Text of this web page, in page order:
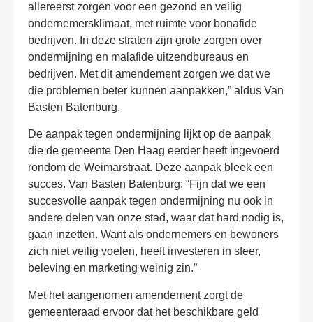
allereerst zorgen voor een gezond en veilig
ondernemersklimaat, met ruimte voor bonafide
bedrijven. In deze straten zijn grote zorgen over
ondermijning en malafide uitzendbureaus en
bedrijven. Met dit amendement zorgen we dat we
die problemen beter kunnen aanpakken,” aldus Van
Basten Batenburg.
De aanpak tegen ondermijning lijkt op de aanpak
die de gemeente Den Haag eerder heeft ingevoerd
rondom de Weimarstraat. Deze aanpak bleek een
succes. Van Basten Batenburg: “Fijn dat we een
succesvolle aanpak tegen ondermijning nu ook in
andere delen van onze stad, waar dat hard nodig is,
gaan inzetten. Want als ondernemers en bewoners
zich niet veilig voelen, heeft investeren in sfeer,
beleving en marketing weinig zin.”
Met het aangenomen amendement zorgt de
gemeenteraad ervoor dat het beschikbare geld